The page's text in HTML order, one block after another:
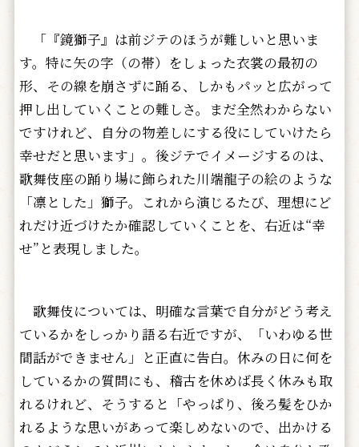
「『鏡獅子』は前ジテのほうが難しいと思いま
す。特に矢の字（の帯）をしょった衣裳の最初の
形、その線を崩さずに踊る、しかもパッと広がって
押し出していくことの難しさ。まだ全然わからない
ですけれど、自分の物差しにする役にしていけたら
幸せだと思います」。後ジテでイメージするのは、
歌舞伎座の踊り場に飾られた川端龍子の絵のような
「凛とした」獅子。これから演じるたび、理想にど
れだけ近づけたか確認していくことを、右近は“幸
せ”と表現しました。
歌舞伎については、明確な言葉で自分がどう考え
ているかをしっかり語る右近ですが、「いわゆる世
間話ができません」と正直に告白。休みの日に何を
しているかの質問にも、稽古を休めば長く休みも取
れるけれど、そうすると「やっぱり、後ろ髪をひか
れるような思いがあって楽しめないので、出かける